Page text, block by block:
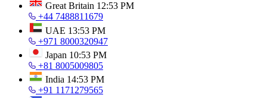
Great Britain 12:53 PM
+44 7488811679
UAE 13:53 PM
+971 8000320947
Japan 10:53 PM
+81 8005009805
India 14:53 PM
+91 1171279565